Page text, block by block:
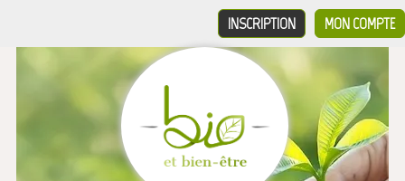
MON COMPTE
INSCRIPTION